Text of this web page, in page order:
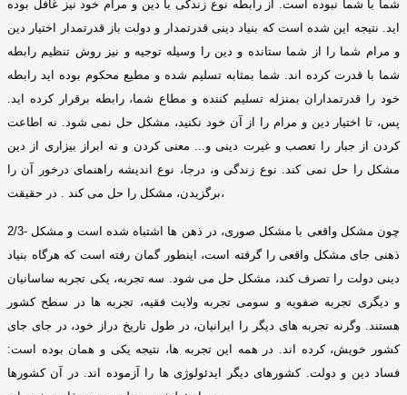
شما با شما نبوده است
از رابطه نوع زندگی با دین و مرام خود نیز غافل بوده
اید
نتیجه این شده است که بنیاد دینی قدرتمدار و دولت باز قدرتمدار اختیار دین
و مرام شما را از شما ستانده و دین را وسیله توجیه و نیز روش تنظیم رابطه
شما با قدرت کرده اند
شما بمثابه تسلیم شده و مطیع محکوم بوده اید رابطه
خود را قدرتمداران بمنزله تسلیم کننده و مطاع شما، رابطه برقرار کرده اید
پس، تا اختیار دین و مرام را از آن خود نکنید، مشکل حل نمی شود
نه اطاعت
کردن از جبار را تعصب و غیرت دینی و
معنی کردن و نه ابراز بیزاری از دین
مشکل را حل نمی کند
نوع زندگی و، درجا، نوع اندیشه راهنمای درخور آن را
برگزیدن، مشکل را حل می کنددر حقیقت،
2/3- چون مشکل واقعی با مشکل صوری، در ذهن ها اشتباه شده است و مشکل
ذهنی جای مشکل واقعی را گرفته است، اینطور گمان رفته است که هرگاه بنیاد
دینی دولت را تصرف کند، مشکل حل می شود
سه تجربه، یکی تجربه ساسانیان
و دیگری تجربه صفویه و سومی تجربه ولایت فقیه، تجربه ها در سطح کشور
هستند
وگرنه تجربه های دیگر را ایرانیان، در طول تاریخ دراز خود، در جای جای
کشور خویش، کرده اند
در همه این تجربه ها، نتیجه یکی و همان بوده است:
فساد دین و دولت .کشورهای دیگر ایدئولوﮊی ها را آزموده اند
در آن کشورها